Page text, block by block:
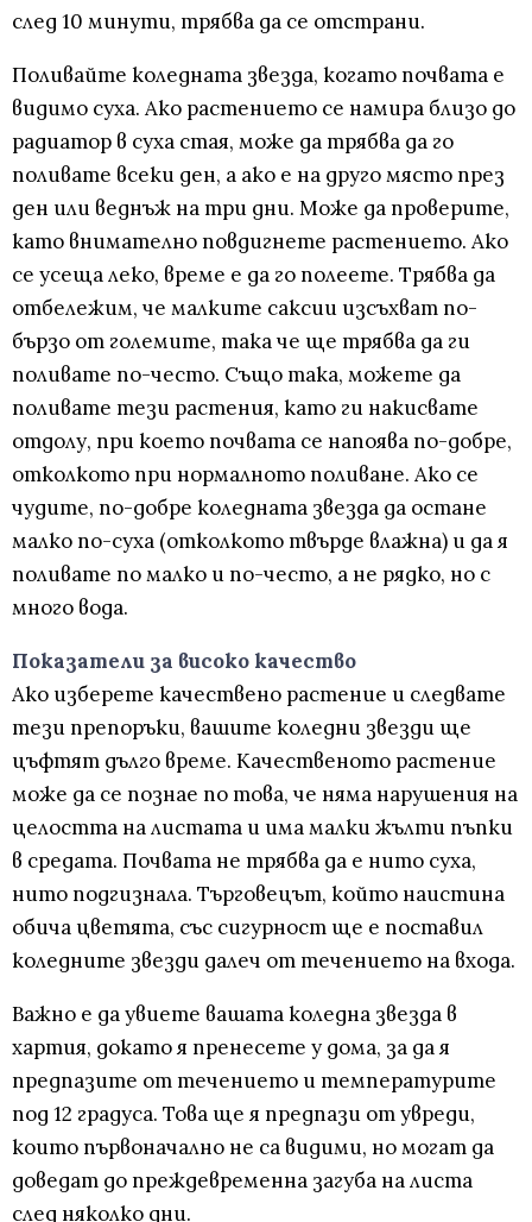
след 10 минути, трябва да се отстрани.
Поливайте коледната звезда, когато почвата е
видимо суха. Ако растението се намира близо до
радиатор в суха стая, може да трябва да го
поливате всеки ден, а ако е на друго място през
ден или веднъж на три дни. Може да проверите,
като внимателно повдигнете растението. Ако
се усеща леко, време е да го полеете. Трябва да
отбележим, че малките саксии изсъхват по-
бързо от големите, така че ще трябва да ги
поливате по-често. Също така, можете да
поливате тези растения, като ги накисвате
отдолу, при което почвата се напоява по-добре,
отколкото при нормалното поливане. Ако се
чудите, по-добре коледната звезда да остане
малко по-суха (отколкото твърде влажна) и да я
поливате по малко и по-често, а не рядко, но с
много вода.
Показатели за високо качество
Ако изберете качествено растение и следвате
тези препоръки, вашите коледни звезди ще
цъфтят дълго време. Качественото растение
може да се познае по това, че няма нарушения на
целостта на листата и има малки жълти пъпки
в средата. Почвата не трябва да е нито суха,
нито подгизнала. Търговецът, който наистина
обича цветята, със сигурност ще е поставил
коледните звезди далеч от течението на входа.
Важно е да увиете вашата коледна звезда в
хартия, докато я пренесете у дома, за да я
предпазите от течението и температурите
под 12 градуса. Това ще я предпази от увреди,
които първоначално не са видими, но могат да
доведат до преждевременна загуба на листа
след няколко дни.